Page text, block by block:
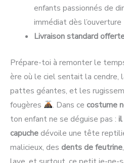
enfants passionnés de
immédiat dès l’ouverture
Livraison standard
Prépare-toi à remonter le
ère où le ciel sentait la cendre,
pattes géantes, et les
fougères
. Dans ce costume
ton enfant ne se déguise pas : il
capuche dévoile une tête
malicieux, des dents de feutrine